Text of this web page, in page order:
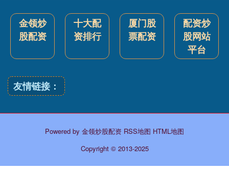
金领炒
股配资
十大配
资排行
厦门股
票配资
配资炒
股网站
平台
友情链接：
Powered by 金领炒股配资 RSS地图 HTML地图
Copyright © 2013-2025